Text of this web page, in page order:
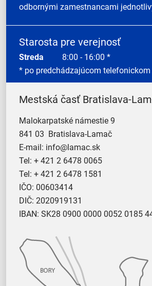
odbornými zamestnancami
Starosta pre verejnosť
Streda 8:00 - 16:00 *
* po predchádzajúcom
Mestská časť Bratislava-
Malokarpatské námestie 9
841 03 Bratislava-Lamač
E-mail: info@lamac.sk
Tel: + 421 2 6478 0065
Tel: + 421 2 6478 1581
IČO: 00603414
DIČ: 2020919131
IBAN: SK28 0900 0000 0052 0185